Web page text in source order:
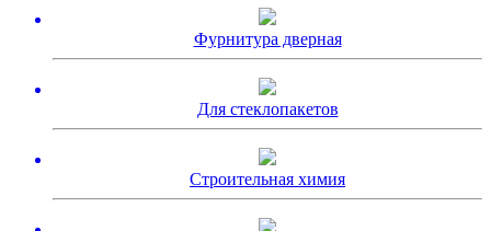
Фурнитура дверная
Для стеклопакетов
Строительная химия